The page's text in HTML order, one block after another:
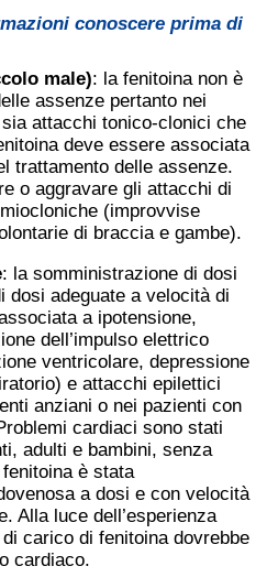
conoscere prima di
male): la fenitoina non è
assenze pertanto nei
attacchi tonico-clonici che
deve essere associata
trattamento delle assenze.
o aggravare gli attacchi di
(improvvise
di braccia e gambe).
: la somministrazione di dosi
dosi adeguate a velocità di
a ipotensione,
dell’impulso elettrico
ventricolare, depressione
e attacchi epilettici
anziani o nei pazienti con
cardiaci sono stati
adulti e bambini, senza
è stata
a dosi e con velocità
Alla luce dell’esperienza
carico di fenitoina dovrebbe
cardiaco.